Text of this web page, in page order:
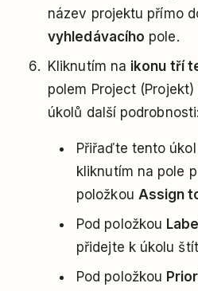
název projektu přímo
vyhledávacího pole.
Kliknutím na ikonu tří
polem Project
úkolů další podrobnosti:
Přiřaďte tento
kliknutím na pole
položkou Assign
Pod položkou Label
přidejte k úkolu
Pod položkou